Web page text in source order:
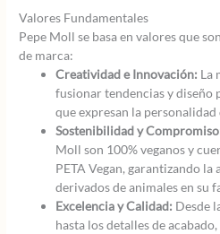
Valores Fundamentales
Pepe Moll se basa en valores que
de marca:
Creatividad e Innovación: La
fusionar tendencias y diseño
que expresan la personalidad
Sostenibilidad y
Moll son 100% veganos y
PETA Vegan, garantizando la
derivados de animales en su
Excelencia y Calidad: Desde
hasta los detalles de